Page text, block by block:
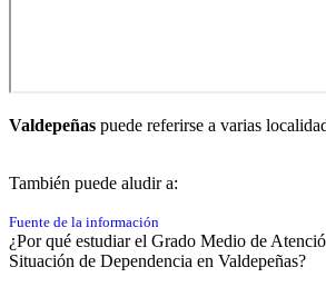
Valdepeñas puede referirse a varias
También puede aludir a:
Fuente de la información
¿Por qué estudiar el Grado Medio de
Situación de Dependencia en Valdepeñas?